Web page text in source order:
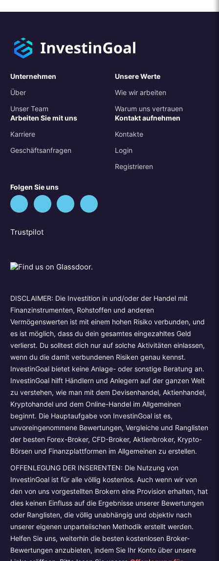
Unternehmen
Über
Unser Team
Unsere Werte
Wie wir arbeiten
Warum uns vertrauen
Arbeiten Sie mit uns
Karriere
Geschäftsanfragen
Kontakt aufnehmen
Kontakte
Login
Registrieren
Folgen Sie uns
Trustpilot
DISCLAIMER: Die Investition in und/oder der Handel mit
Finanzinstrumenten, Rohstoffen und anderen
Vermögenswerten ist mit einem hohen Risiko verbunden, und
es ist möglich, dass du dein gesamtes eingezahltes Geld
verlierst. Du solltest dich nur auf solche Aktivitäten einlassen,
wenn du die damit verbundenen Risiken genau kennst.
InvestinGoal bietet keine Anlage- oder sonstige Beratung an.
InvestinGoal hilft Händlern und Anlegern auf der ganzen Welt
zu verstehen, wie man mit dem Devisenhandel, Aktienhandel,
Kryptohandel und dem Online-Handel im Allgemeinen
beginnt. Die Hauptaufgabe von InvestinGoal ist es,
unvoreingenommene Bewertungen, Vergleiche und Ranglisten
der besten Forex-Broker, CFD-Broker, Aktienbroker, Krypto-
Börsen und Finanzplattformen im Allgemeinen zu erstellen.
OFFENLEGUNG DER INSERENTEN: Die Nutzung von
InvestinGoal ist für alle völlig kostenlos. Auch wenn wir von
den von uns vorgestellten Brokern eine Provision erhalten, hat
dies keinen Einfluss auf die Ergebnisse unserer Bewertungen
oder Ranglisten, die völlig unabhängig und objektiv nach
unserer eigenen unparteiischen Methodik erstellt werden.
Helfen Sie uns, weiterhin die besten kostenlosen Broker-
Bewertungen anzubieten, indem Sie Ihr Konto über unsere